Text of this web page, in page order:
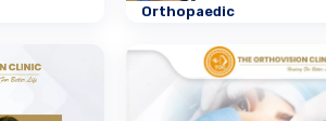
Orthopaedic